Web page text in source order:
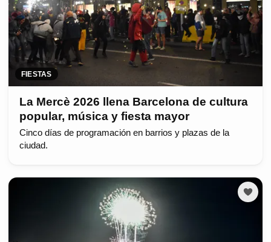
FIESTAS
La Mercè 2026 llena Barcelona de cultura
popular, música y fiesta mayor
Cinco días de programación en barrios y plazas de la
ciudad.